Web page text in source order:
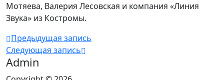
Мотяева, Валерия Лесовская и компания «Линия
Звука» из Костромы.
Предыдущая запись
Следующая запись
Admin